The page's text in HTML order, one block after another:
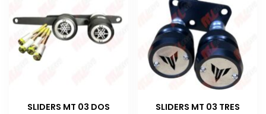
SLIDERS MT 03 DOS
SLIDERS MT 03 TRES